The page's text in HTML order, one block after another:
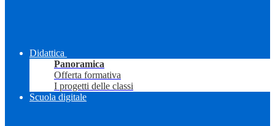
Didattica
Panoramica
Offerta formativa
I progetti delle classi
Scuola digitale